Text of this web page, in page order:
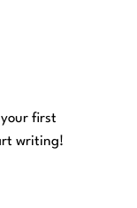
your first
writing!